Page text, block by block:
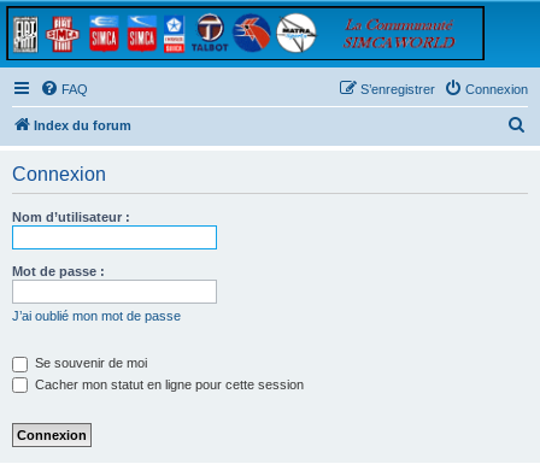
FAQ Connexion
S’enregistrer
Index du forum
Connexion
Nom d’utilisateur :
Mot de passe :
J’ai oublié mon mot de passe
Se souvenir de moi
Cacher mon statut en ligne pour cette session